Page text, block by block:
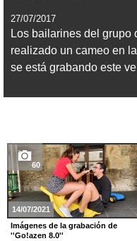
27/07/2017
Los bailarines del grupo
realizado un cameo en
se está grabando este
60
14/07/2021
Imágenes de la grabación de
''Go!azen 8.0''